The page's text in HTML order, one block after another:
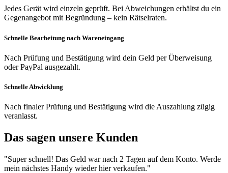
Jedes Gerät wird einzeln geprüft. Bei Abweichungen erhältst du ein
Gegenangebot mit Begründung – kein Rätselraten.
Schnelle Bearbeitung nach Wareneingang
Nach Prüfung und Bestätigung wird dein Geld per Überweisung
oder PayPal ausgezahlt.
Schnelle Abwicklung
Nach finaler Prüfung und Bestätigung wird die Auszahlung zügig
veranlasst.
Das sagen unsere Kunden
"Super schnell! Das Geld war nach 2 Tagen auf dem Konto. Werde
mein nächstes Handy wieder hier verkaufen."